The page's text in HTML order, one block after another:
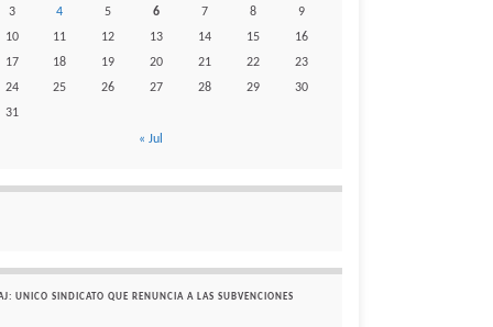
3
4 5 6 7 8
9
10
11 12 13 14 15
16
17
18 19 20 21 22
23
24
25 26 27 28 29
30
31
« Jul
UNICO SINDICATO QUE RENUNCIA A LAS SUBVENCIONES